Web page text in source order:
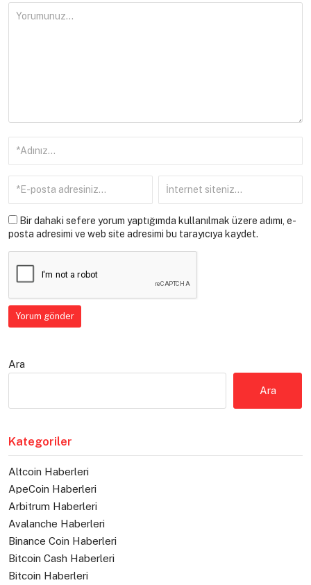
Bir dahaki sefere yorum yaptığımda kullanılmak üzere adımı, e-
posta adresimi ve web site adresimi bu tarayıcıya kaydet.
Ara
Ara
Kategoriler
Altcoin Haberleri
ApeCoin Haberleri
Arbitrum Haberleri
Avalanche Haberleri
Binance Coin Haberleri
Bitcoin Cash Haberleri
Bitcoin Haberleri